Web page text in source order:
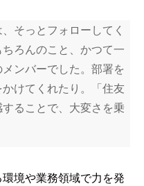
そっとフォローしてく
ろんのこと、かつて一
ンバーでした。部署を
けてくれたり。「住友
ることで、大変さを乗
境や業務領域で力を発